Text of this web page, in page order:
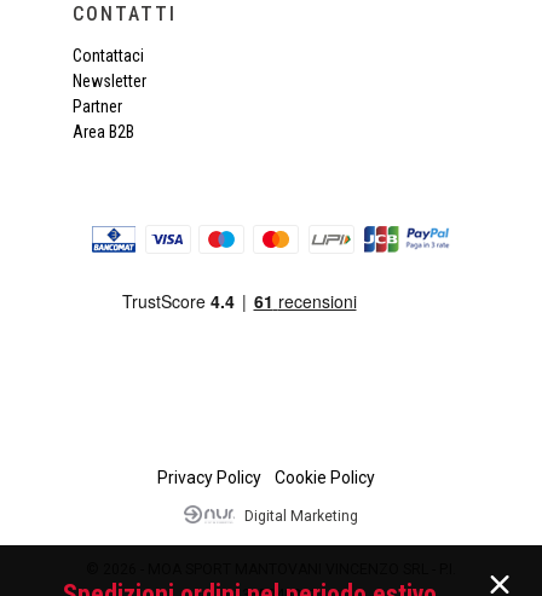
CONTATTI
Contattaci
Newsletter
Partner
Area B2B
Privacy Policy Cookie Policy
Digital Marketing